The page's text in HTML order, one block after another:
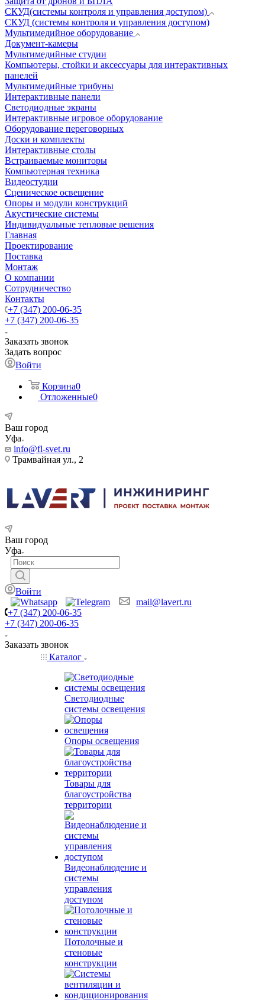
СКУД(системы контроля и управления доступом)
СКУД (системы контроля и управления доступом)
Мультимедийное оборудование
Документ-камеры
Мультимедийные студии
Компьютеры, стойки и аксессуары для интерактивных
панелей
Мультимедийные трибуны
Интерактивные панели
Светодиодные экраны
Интерактивные игровое оборудование
Оборудование переговорных
Доски и комплекты
Интерактивные столы
Встраиваемые мониторы
Компьютерная техника
Видеостудии
Cценическое освещение
Опоры и модули конструкций
Акустические системы
Индивидуальные тепловые решения
Главная
Проектирование
Поставка
Монтаж
О компании
Сотрудничество
Контакты
+7 (347) 200-06-35
+7 (347) 200-06-35
Заказать звонок
Задать вопрос
Войти
Корзина0
Отложенные0
Ваш город
Уфа
info@fl-svet.ru
Трамвайная ул., 2
Ваш город
Уфа
Войти
mail@lavert.ru
+7 (347) 200-06-35
+7 (347) 200-06-35
Заказать звонок
Каталог
Светодиодные
системы освещения
Опоры освещения
Товары для
благоустройства
территории
Видеонаблюдение и
системы
управления
доступом
Потолочные и
стеновые
конструкции